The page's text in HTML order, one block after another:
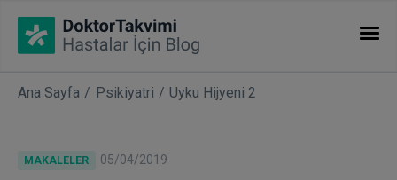
İHTISASLAR
Ana Sayfa Psikiyatri Uyku Hijyeni 2
MAKALELER 05/04/2019